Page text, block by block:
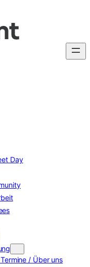
Day
/ Über uns